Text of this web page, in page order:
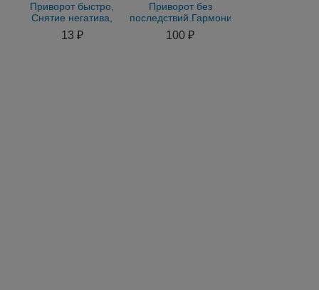
Приворот быстро,
Снятие негатива,
порчи, Гадание на
Таро. Верну любовь
13 ₽
Приворот без
последствий.Гармонизация
отношений.Гадание
на Таро
100 ₽